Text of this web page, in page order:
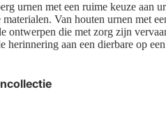
urnen met een ruime keuze aan
Van houten urnen met
ontwerpen die met zorg zijn
herinnering aan een dierbare op